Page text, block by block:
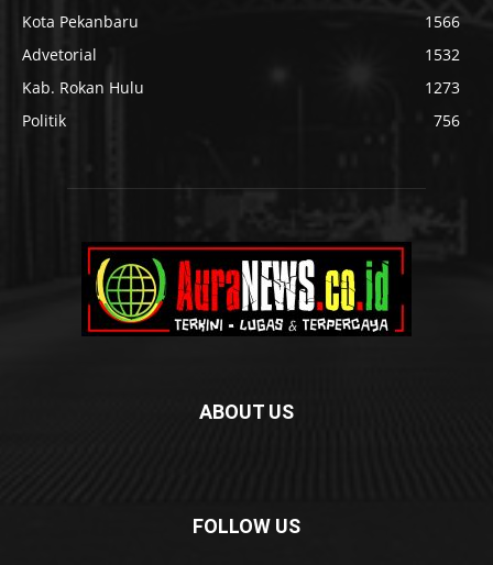
Kota Pekanbaru
1566
Advetorial
1532
Kab. Rokan Hulu
1273
Politik
756
ABOUT US
FOLLOW US